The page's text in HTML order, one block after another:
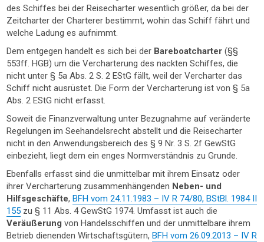
des Schiffes bei der Reisecharter wesentlich größer, da bei der
Zeitcharter der Charterer bestimmt, wohin das Schiff fährt und
welche Ladung es aufnimmt.
Dem entgegen handelt es sich bei der Bareboatcharter(§§
553ff. HGB) um die Vercharterung des nackten Schiffes, die
nicht unter § 5a Abs. 2 S. 2 EStG fällt, weil der Vercharter das
Schiff nicht ausrüstet. Die Form der Vercharterung ist von § 5a
Abs. 2 EStG nicht erfasst.
Soweit die Finanzverwaltung unter Bezugnahme auf veränderte
Regelungen im Seehandelsrecht abstellt und die Reisecharter
nicht in den Anwendungsbereich des § 9 Nr. 3 S. 2f GewStG
einbezieht, liegt dem ein enges Normverständnis zu Grunde.
Ebenfalls erfasst sind die unmittelbar mit ihrem Einsatz oder
ihrer Vercharterung zusammenhängenden Neben- und
Hilfsgeschäfte,BFH vom 24.11.1983 – IV R 74/80, BStBl. 1984 II
155 zu § 11 Abs. 4 GewStG 1974. Umfasst ist auch die
Veräußerung von Handelsschiffen und der unmittelbare ihrem
Betrieb dienenden Wirtschaftsgütern,BFH vom 26.09.2013 – IV R